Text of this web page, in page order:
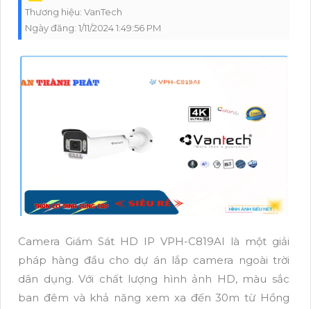
Thương hiệu: VanTech
Ngày đăng: 1/11/2024 1:49:56 PM
Camera Giám Sát HD IP VPH-C819AI là một giải
pháp hàng đầu cho dự án lắp camera ngoài trời
dân dụng. Với chất lượng hình ảnh HD, màu sắc
ban đêm và khả năng xem xa đến 30m từ Hồng